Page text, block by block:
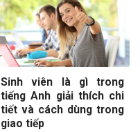
Sinh viên là gì trong
tiếng Anh giải thích chi
tiết và cách dùng trong
giao tiếp